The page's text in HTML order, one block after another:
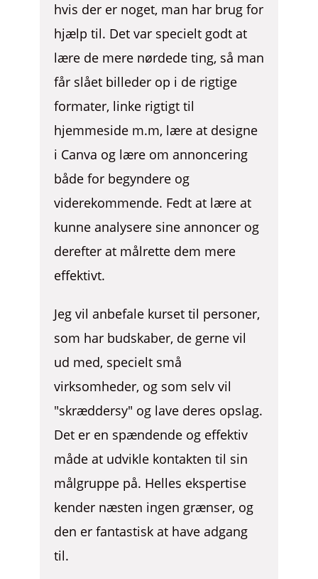
hvis der er noget, man har brug for
hjælp til. Det var specielt godt at
lære de mere nørdede ting, så man
får slået billeder op i de rigtige
formater, linke rigtigt til
hjemmeside m.m, lære at designe
i Canva og lære om annoncering
både for begyndere og
viderekommende. Fedt at lære at
kunne analysere sine annoncer og
derefter at målrette dem mere
effektivt.
Jeg vil anbefale kurset til personer,
som har budskaber, de gerne vil
ud med, specielt små
virksomheder, og som selv vil
"skræddersy" og lave deres opslag.
Det er en spændende og effektiv
måde at udvikle kontakten til sin
målgruppe på. Helles ekspertise
kender næsten ingen grænser, og
den er fantastisk at have adgang
til.